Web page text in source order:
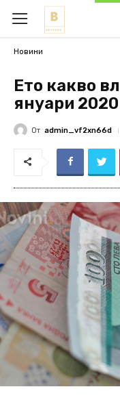
Новини
Ето какво
януари
От admin_vf2xn66d